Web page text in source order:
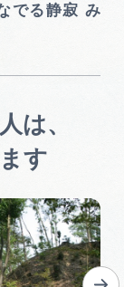
でる静寂 み
は、
す